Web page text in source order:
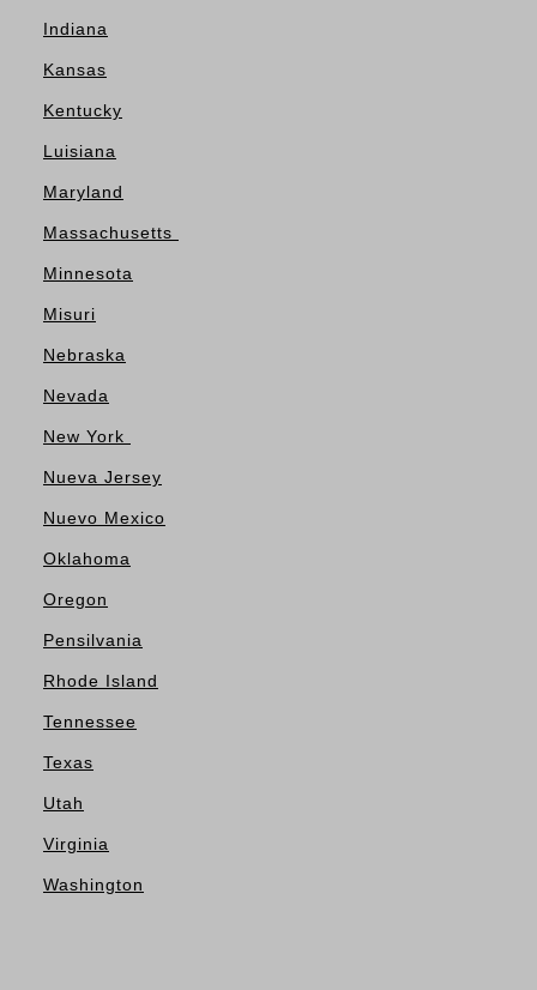
Indiana
Kansas
Kentucky
Luisiana
Maryland
Massachusetts
Minnesota
Misuri
Nebraska
Nevada
New York
Nueva Jersey
Nuevo Mexico
Oklahoma
Oregon
Pensilvania
Rhode Island
Tennessee
Texas
Utah
Virginia
Washington